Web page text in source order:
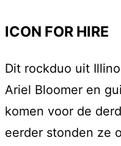
ICON FOR HIRE
Dit rockduo uit
Ariel Bloomer en
komen voor de
eerder stonden ze